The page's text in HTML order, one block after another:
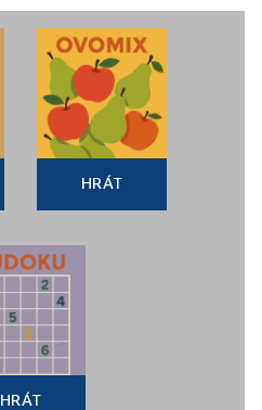
HRÁT
HRÁT